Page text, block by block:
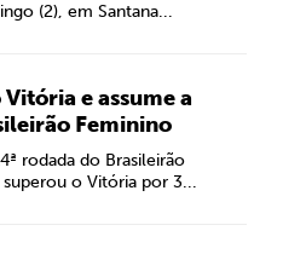
(2), em Santana...
e assume a
Feminino
rodada do Brasileirão
o Vitória por 3...